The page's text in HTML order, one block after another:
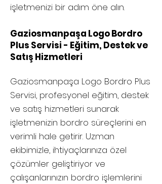
işletmenizi bir adım öne alın.
Gaziosmanpaşa Logo Bordro
Plus Servisi - Eğitim, Destek ve
Satış Hizmetleri
Gaziosmanpaşa Logo Bordro Plus
Servisi, profesyonel eğitim, destek
ve satış hizmetleri sunarak
işletmenizin bordro süreçlerini en
verimli hale getirir. Uzman
ekibimizle, ihtiyaçlarınıza özel
çözümler geliştiriyor ve
çalışanlarınızın bordro işlemlerini